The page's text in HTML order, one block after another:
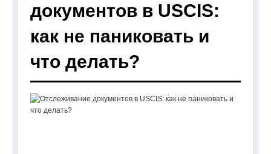
документов в USCIS:
как не паниковать и
что делать?